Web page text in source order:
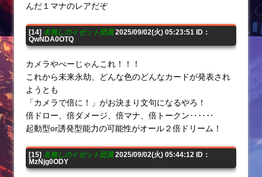
んだ１マナのレアだぞ
[14] 名無しのイゼット団員2025/09/02(火) 05:23:51 ID：
QwNDA0OTQ
カメラやべーじゃんこれ！！！
これから未来永劫、どんな色のどんなカードが発表され
ようとも
「カメラで倍に！」がお決まり文句になるやろ！
倍ドロー、倍ダメージ、倍マナ、倍トークン‥‥‥
起動型or誘発型能力の可能性がオール２倍ドリーム！
[15] 名無しのイゼット団員2025/09/02(火) 05:44:12 ID：
MzNjg0ODY